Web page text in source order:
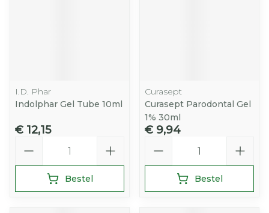
I.D. Phar
Indolphar Gel Tube 10ml
€ 12,15
Bestel
Curasept
Curasept Parodontal Gel
1% 30ml
€ 9,94
Bestel